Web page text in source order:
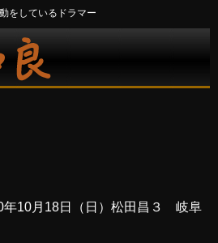
をしているドラマー
年10月18日（日）松田昌３ 岐阜